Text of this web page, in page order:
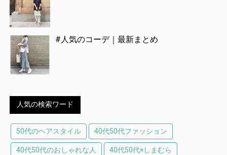
#人気のコーデ｜最新まとめ
人気の検索ワード
50代のヘアスタイル 40代50代ファッション
40代50代のおしゃれな人 40代50代×しまむら